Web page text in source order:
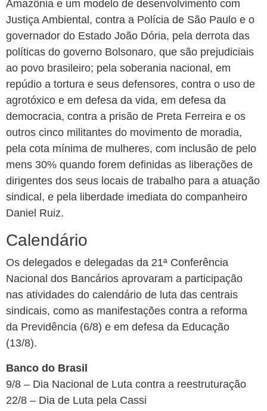
Amazônia e um modelo de desenvolvimento com
Justiça Ambiental, contra a Polícia de São Paulo e o
governador do Estado João Dória, pela derrota das
políticas do governo Bolsonaro, que são prejudiciais
ao povo brasileiro; pela soberania nacional, em
repúdio a tortura e seus defensores, contra o uso de
agrotóxico e em defesa da vida, em defesa da
democracia, contra a prisão de Preta Ferreira e os
outros cinco militantes do movimento de moradia,
pela cota mínima de mulheres, com inclusão de pelo
mens 30% quando forem definidas as liberações de
dirigentes dos seus locais de trabalho para a atuação
sindical, e pela liberdade imediata do companheiro
Daniel Ruiz.
Calendário
Os delegados e delegadas da 21ª Conferência
Nacional dos Bancários aprovaram a participação
nas atividades do calendário de luta das centrais
sindicais, como as manifestações contra a reforma
da Previdência (6/8) e em defesa da Educação
(13/8).
Banco do Brasil
9/8 – Dia Nacional de Luta contra a reestruturação
22/8 – Dia de Luta pela Cassi